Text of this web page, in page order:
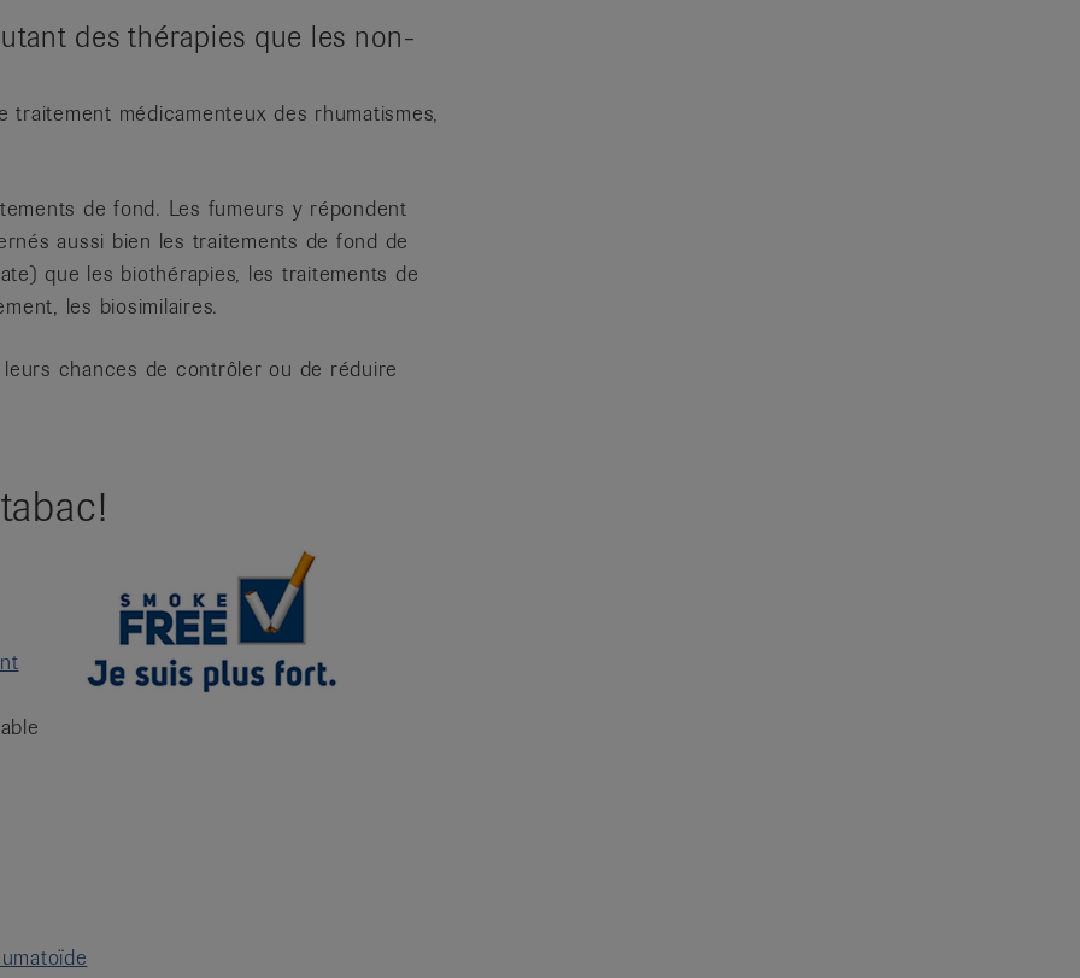
des thérapies que les non-
médicamenteux des rhumatismes,
de fond. Les fumeurs y répondent
aussi bien les traitements de fond de
que les biothérapies, les traitements de
les biosimilaires.
chances de contrôler ou de réduire